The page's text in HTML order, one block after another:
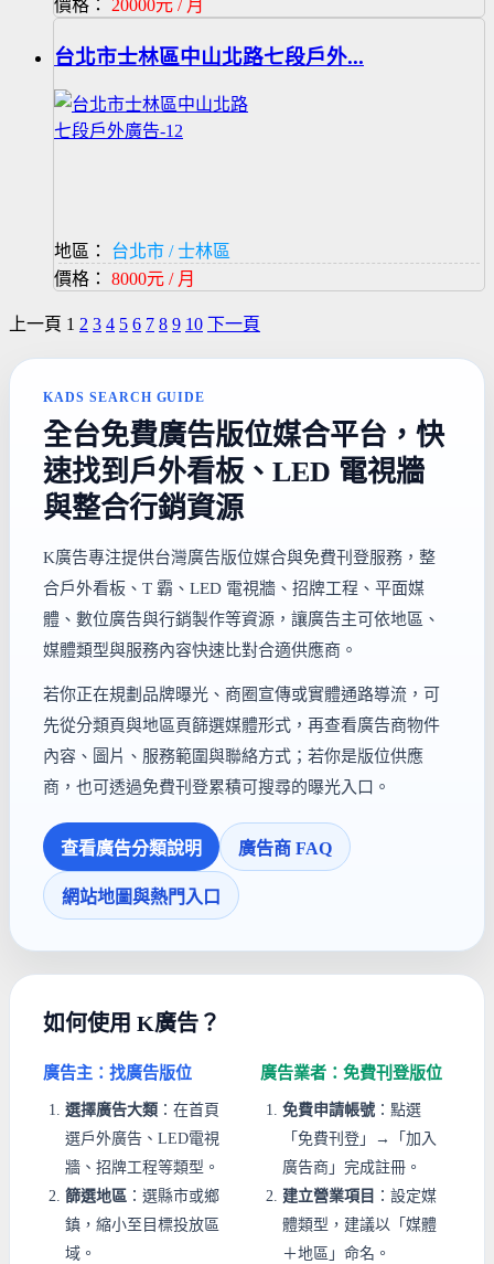
價格： 20000元 / 月
台北市士林區中山北路七段戶外...
地區：
台北市 / 士林區
價格： 8000元 / 月
上一頁 1 2 3 4 5 6 7 8 9 10 下一頁
KADS SEARCH GUIDE
全台免費廣告版位媒合平台，快
速找到戶外看板、LED 電視牆
與整合行銷資源
K廣告專注提供台灣廣告版位媒合與免費刊登服務，整
合戶外看板、T 霸、LED 電視牆、招牌工程、平面媒
體、數位廣告與行銷製作等資源，讓廣告主可依地區、
媒體類型與服務內容快速比對合適供應商。
若你正在規劃品牌曝光、商圈宣傳或實體通路導流，可
先從分類頁與地區頁篩選媒體形式，再查看廣告商物件
內容、圖片、服務範圍與聯絡方式；若你是版位供應
商，也可透過免費刊登累積可搜尋的曝光入口。
查看廣告分類說明 廣告商 FAQ
網站地圖與熱門入口
如何使用 K廣告？
廣告主：找廣告版位
選擇廣告大類 ：在首頁
選戶外廣告、LED電視
牆、招牌工程等類型。
篩選地區 ：選縣市或鄉
鎮，縮小至目標投放區
域。
廣告業者：免費刊登版位
免費申請帳號 ：點選
「免費刊登」→「加入
廣告商」完成註冊。
建立營業項目 ：設定媒
體類型，建議以「媒體
＋地區」命名。